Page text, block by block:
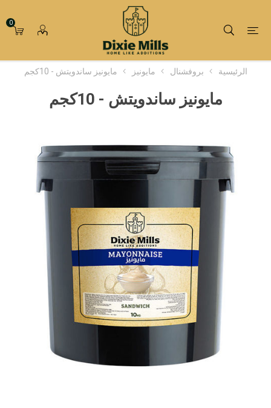
0
الرئيسية بروفشنال مايونيز مايونيز ساندويتش - 10كجم
مايونيز ساندويتش - 10كجم